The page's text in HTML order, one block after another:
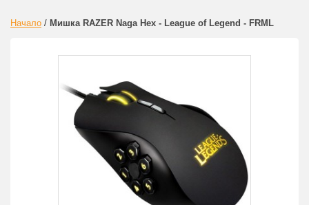
Начало / Мишка RAZER Naga Hex - League of Legend - FRML